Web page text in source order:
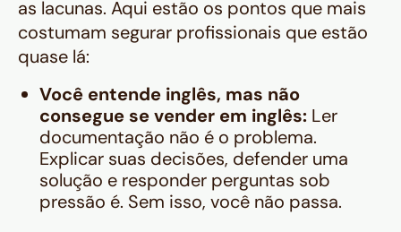
as lacunas. Aqui estão os pontos que mais
costumam segurar profissionais que estão
quase lá:
Você entende inglês, mas não
consegue se vender em inglês: Ler
documentação não é o problema.
Explicar suas decisões, defender uma
solução e responder perguntas sob
pressão é. Sem isso, você não passa.